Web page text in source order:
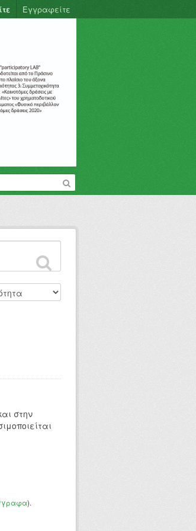
Εγγραφείτε
στην
).